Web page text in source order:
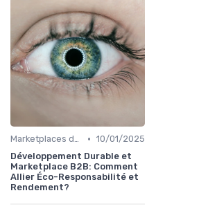
Marketplaces de partenaires • 10/01/2025
Développement Durable et
Marketplace B2B: Comment
Allier Éco-Responsabilité et
Rendement?